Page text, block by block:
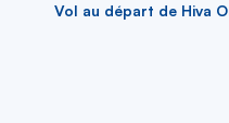
Vol au départ de Hiva